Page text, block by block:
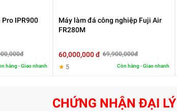
trữ mà không cần can thiệp nhiều từ người dùng.
trì hiệu suất ổn định trong suốt quá trình hoạt động.
IPR900
hàng - Giao nhanh
Máy làm đá công nghiệp Fuji Air
FR280M
60,000,000 đ 69,900,000đ
★ 5 Còn hàng - Giao nhanh
CHỨNG NHẬN ĐẠI LÝ